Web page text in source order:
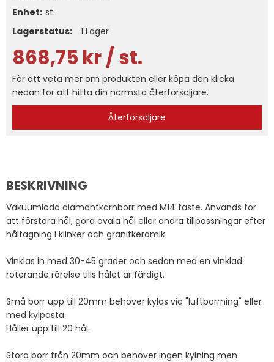
Enhet: st.
Lagerstatus:
I Lager
868,75 kr/ st.
För att veta mer om produkten eller köpa den klicka
nedan för att hitta din närmsta återförsäljare.
Återförsäljare
BESKRIVNING
Vakuumlödd diamantkärnborr med M14 fäste. Används för
att förstora hål, göra ovala hål eller andra tillpassningar efter
håltagning i klinker och granitkeramik.
Vinklas in med 30-45 grader och sedan med en vinklad
roterande rörelse tills hålet är färdigt.
Små borr upp till 20mm behöver kylas via "luftborrning" eller
med kylpasta.
Håller upp till 20 hål.
Stora borr från 20mm och behöver ingen kylning men